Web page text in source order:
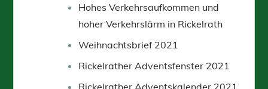
Hohes Verkehrsaufkommen und
hoher Verkehrslärm in Rickelrath
Weihnachtsbrief 2021
Rickelrather Adventsfenster 2021
Rickelrather Adventskalender 2021